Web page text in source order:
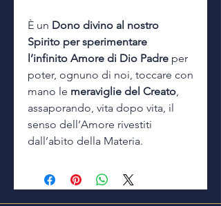
È un Dono divino al nostro
Spirito per sperimentare
l’infinito Amore di Dio Padre per
poter, ognuno di noi, toccare con
mano le meraviglie del Creato,
assaporando, vita dopo vita, il
senso dell’Amore rivestiti
dall’abito della Materia.